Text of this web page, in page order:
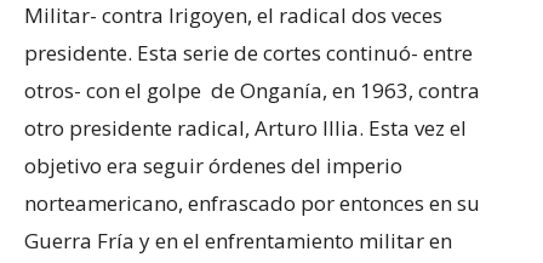
Militar- contra Irigoyen, el radical dos veces
presidente. Esta serie de cortes continuó- entre
otros- con el golpe de Onganía, en 1963, contra
otro presidente radical, Arturo Illia. Esta vez el
objetivo era seguir órdenes del imperio
norteamericano, enfrascado por entonces en su
Guerra Fría y en el enfrentamiento militar en